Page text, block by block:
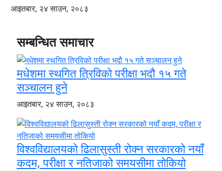
आइतबार, २४ साउन, २०८३
सम्बन्धित समाचार
मधेशमा स्थगित त्रिविको परीक्षा भदौ १५ गते
सञ्चालन हुने
आइतबार, २४ साउन, २०८३
विश्वविद्यालयको ढिलासुस्ती रोक्न सरकारको नयाँ
कदम, परीक्षा र नतिजाको समयसीमा तोकियो